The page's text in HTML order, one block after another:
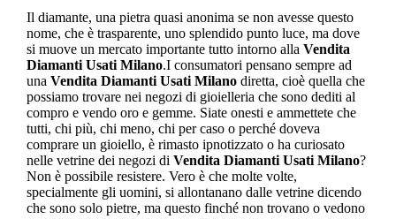
Il diamante, una pietra quasi anonima se non avesse questo
nome, che è trasparente, uno splendido punto luce, ma dove
si muove un mercato importante tutto intorno alla Vendita
Diamanti Usati Milano.I consumatori pensano sempre ad
una Vendita Diamanti Usati Milanodiretta, cioè quella che
possiamo trovare nei negozi di gioielleria che sono dediti al
compro e vendo oro e gemme. Siate onesti e ammettete che
tutti, chi più, chi meno, chi per caso o perché doveva
comprare un gioiello, è rimasto ipnotizzato o ha curiosato
nelle vetrine dei negozi di Vendita Diamanti Usati Milano?
Non è possibile resistere. Vero è che molte volte,
specialmente gli uomini, si allontanano dalle vetrine dicendo
che sono solo pietre, ma questo finché non trovano o vedono